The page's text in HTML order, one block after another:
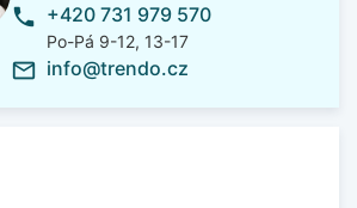
phone +420 731 979 570
Po-Pá 9-12, 13-17
mail_outline info@trendo.cz